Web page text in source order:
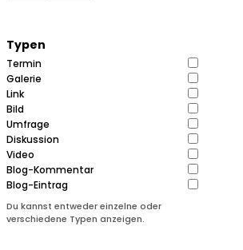
Typen
Termin
Galerie
Link
Bild
Umfrage
Diskussion
Video
Blog-Kommentar
Blog-Eintrag
Du kannst entweder einzelne oder
verschiedene Typen anzeigen.